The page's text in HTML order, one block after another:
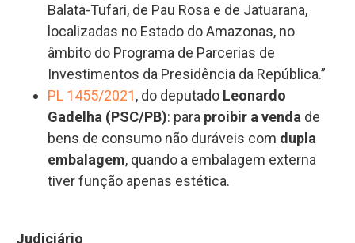
Balata-Tufari, de Pau Rosa e de Jatuarana,
localizadas no Estado do Amazonas, no
âmbito do Programa de Parcerias de
Investimentos da Presidência da República.”
PL 1455/2021, do deputado Leonardo
Gadelha (PSC/PB): para proibir a venda de
bens de consumo não duráveis com dupla
embalagem, quando a embalagem externa
tiver função apenas estética.
Judiciário